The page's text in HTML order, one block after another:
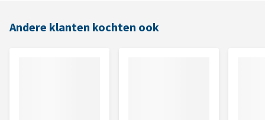
Andere klanten kochten ook